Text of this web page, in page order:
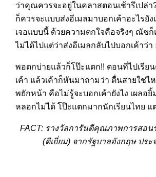
ว่าคุณควรจะอยู่ในคลาสตอนเช้ารึเปล่
ก็ควรจะแบบส่งอีเมลมาบอกเค้าอะไรยัง
เจอแบบนี้ ด้วยความตกใจคือจริงๆ ณัชก็
ไม่ได้ไปแต่ว่าส่งอีเมลกลับไปบอกเค้าว่
พอตกบ่ายแล้วก็โป๊ะแตก!! ตอนที่ไปเรียน
เค้า แล้วเค้าก็หันมาถามว่า ตื่นสายใช่ไห
พยักหน้า คือไม่รู้จะบอกเค้ายังไง เผลอยิ้
หลอกไม่ได้ โป๊ะแตกมากนักเรียนไทย แ
FACT: รางวัลการันตีคุณภาพการสอน
(ดีเยี่ยม) จากรัฐบาลอังกฤษ ประ